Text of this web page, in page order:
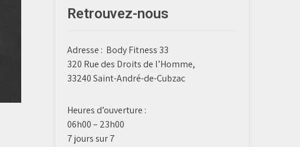
Retrouvez-nous
Adresse : Body Fitness 33
320 Rue des Droits de l’Homme,
33240 Saint-André-de-Cubzac
Heures d’ouverture :
06h00 – 23h00
7 jours sur 7